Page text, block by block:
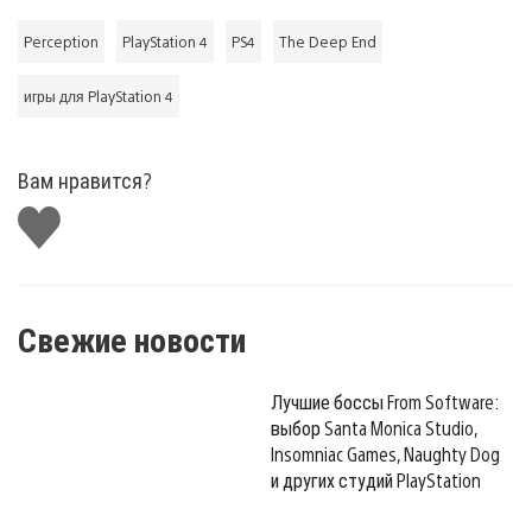
Perception PlayStation 4 PS4 The Deep End
игры для PlayStation 4
Вам нравится?
Поставить
лайк
Свежие новости
Лучшие боссы From Software:
выбор Santa Monica Studio,
Insomniac Games, Naughty Dog
и других студий PlayStation